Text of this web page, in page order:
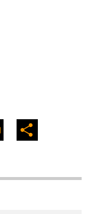
PrintFriendly